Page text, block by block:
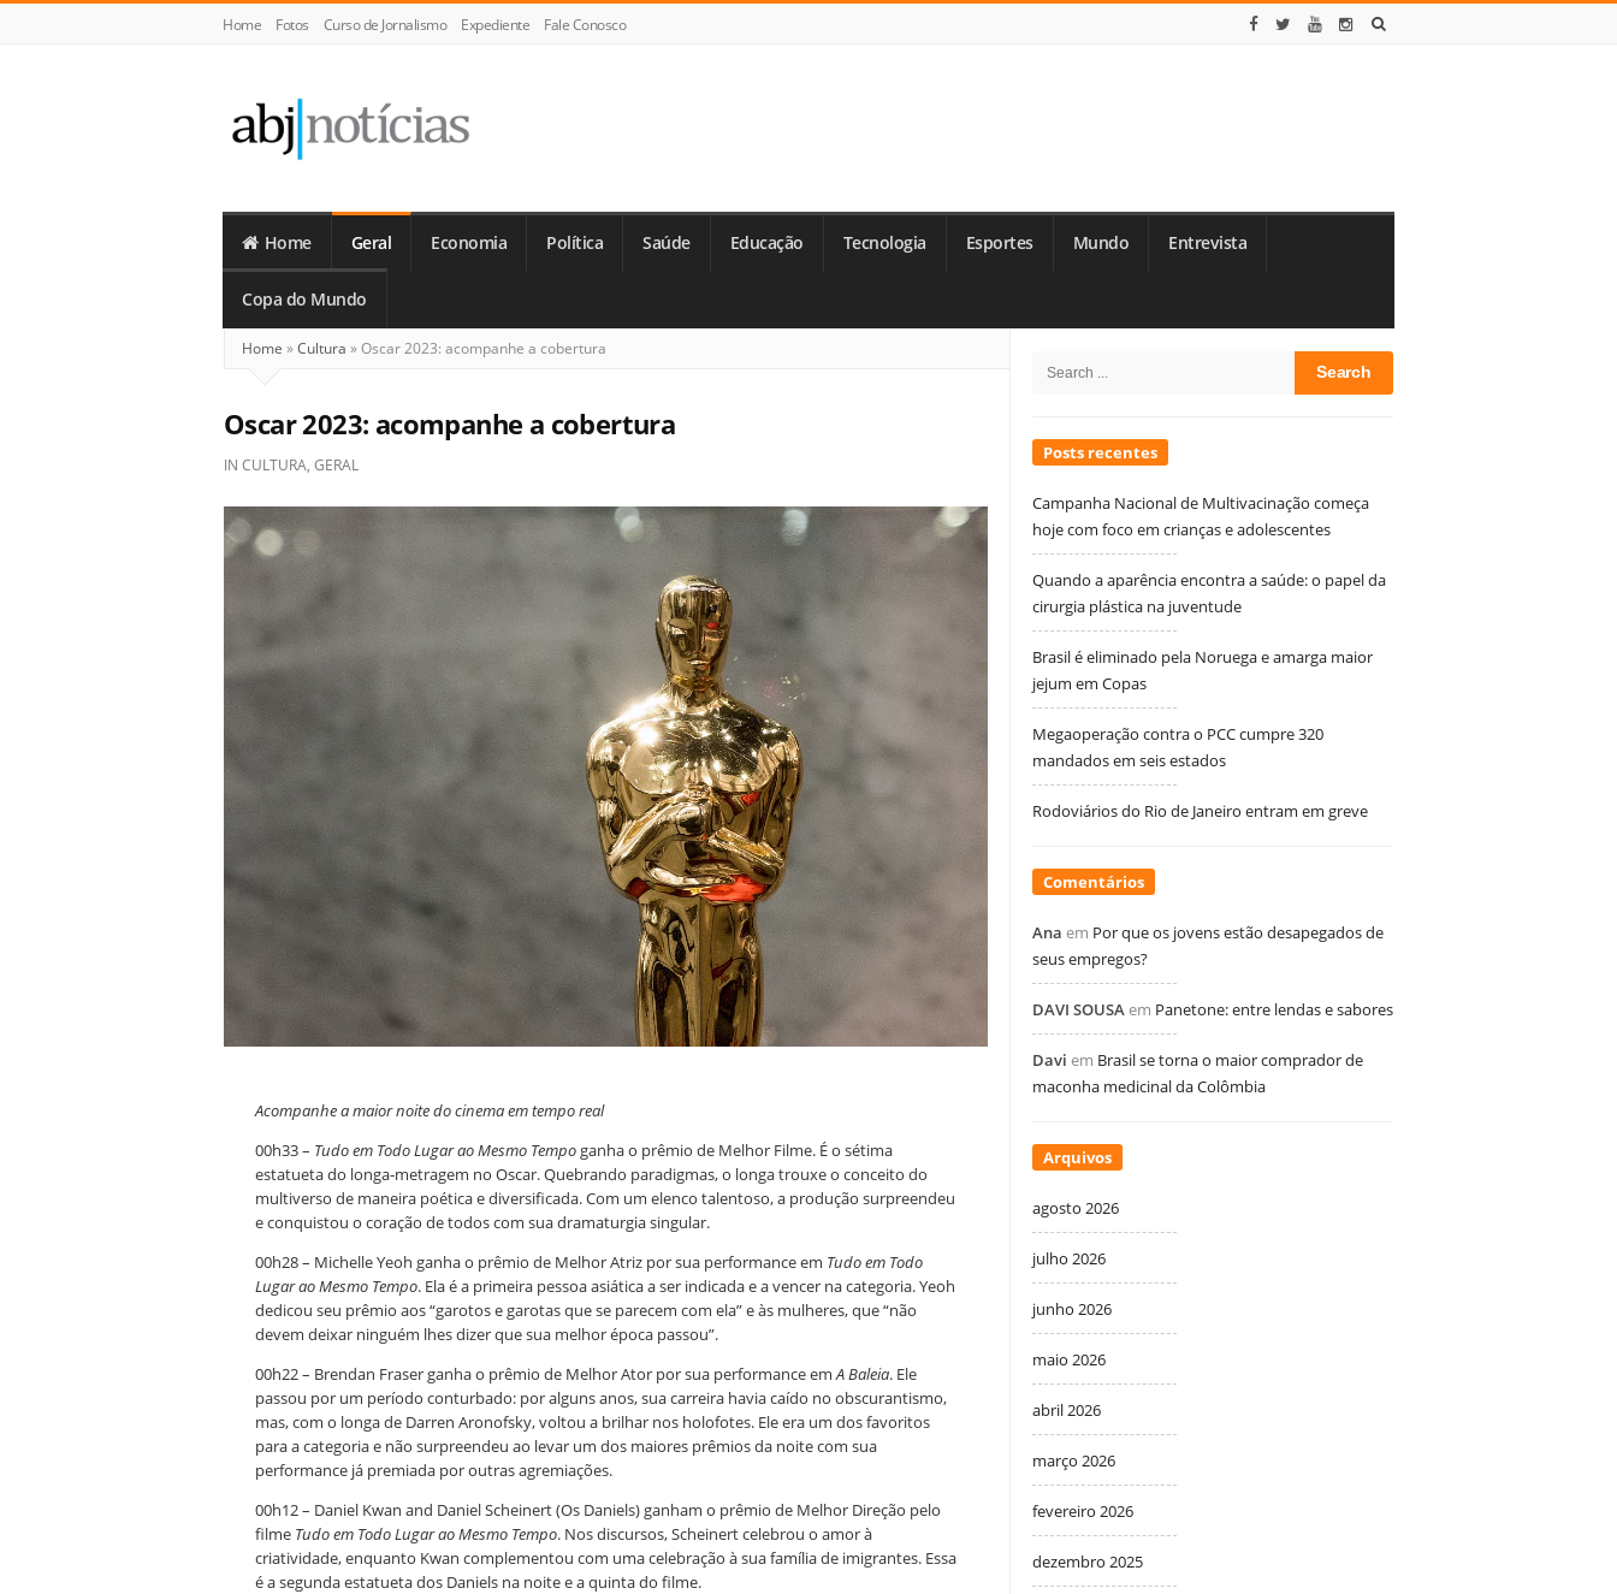
Home Fotos Curso de Jornalismo Expediente Fale Conosco
Notícias
Home Geral Economia Política Saúde Educação Tecnologia Esportes Mundo Entrevista
Copa do Mundo
Home »Cultura »Oscar 2023: acompanhe a cobertura
Oscar 2023: acompanhe a cobertura
IN CULTURA, GERAL
Acompanhe a maior noite do cinema em tempo real
00h33 – Tudo em Todo Lugar ao Mesmo Tempoganha o prêmio de Melhor Filme. É o sétima
estatueta do longa-metragem no Oscar. Quebrando paradigmas, o longa trouxe o conceito do
multiverso de maneira poética e diversificada. Com um elenco talentoso, a produção surpreendeu
e conquistou o coração de todos com sua dramaturgia singular.
00h28 – Michelle Yeoh ganha o prêmio de Melhor Atriz por sua performance em Tudo em Todo
Lugar ao Mesmo Tempo. Ela é a primeira pessoa asiática a ser indicada e a vencer na categoria. Yeoh
dedicou seu prêmio aos “garotos e garotas que se parecem com ela” e às mulheres, que “não
devem deixar ninguém lhes dizer que sua melhor época passou”.
00h22 – Brendan Fraser ganha o prêmio de Melhor Ator por sua performance emA Baleia. Ele
passou por um período conturbado: por alguns anos, sua carreira havia caído no obscurantismo,
mas, com o longa de Darren Aronofsky, voltou a brilhar nos holofotes. Ele era um dos favoritos
para a categoria e não surpreendeu ao levar um dos maiores prêmios da noite com sua
performance já premiada por outras agremiações.
00h12 – Daniel Kwan and Daniel Scheinert (Os Daniels) ganham o prêmio de Melhor Direção pelo
filme Tudo em Todo Lugar ao Mesmo Tempo. Nos discursos, Scheinert celebrou o amor à
criatividade, enquanto Kwan complementou com uma celebração à sua família de imigrantes. Essa
é a segunda estatueta dos Daniels na noite e a quinta do filme.
Sidebar
Search
Posts recentes
Campanha Nacional de Multivacinação começa
hoje com foco em crianças e adolescentes
Quando a aparência encontra a saúde: o papel da
cirurgia plástica na juventude
Brasil é eliminado pela Noruega e amarga maior
jejum em Copas
Megaoperação contra o PCC cumpre 320
mandados em seis estados
Rodoviários do Rio de Janeiro entram em greve
Comentários
Ana em Por que os jovens estão desapegados de
seus empregos?
DAVI SOUSAem Panetone: entre lendas e sabores
Davi em Brasil se torna o maior comprador de
maconha medicinal da Colômbia
Arquivos
agosto 2026
julho 2026
junho 2026
maio 2026
abril 2026
março 2026
fevereiro 2026
dezembro 2025